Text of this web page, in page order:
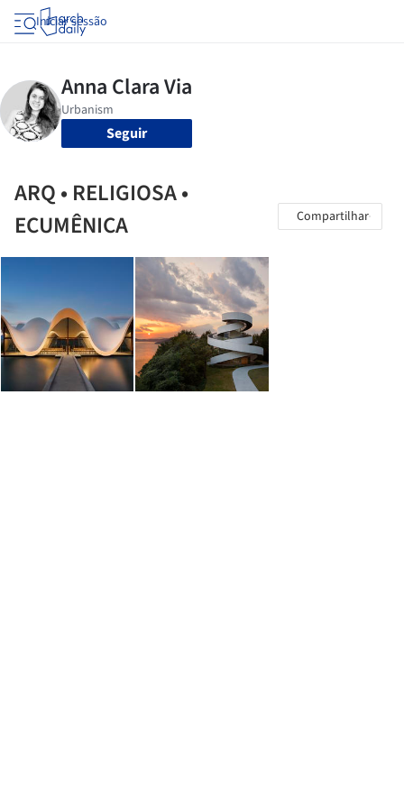
Iniciar sessão
Seguir
ARQ • RELIGIOSA •
ECUMÊNICA
Compartilhar